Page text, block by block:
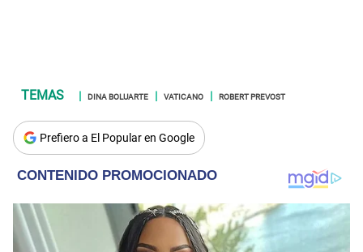
DINA BOLUARTE VATICANO ROBERT PREVOST
Prefiero a El Popular en Google